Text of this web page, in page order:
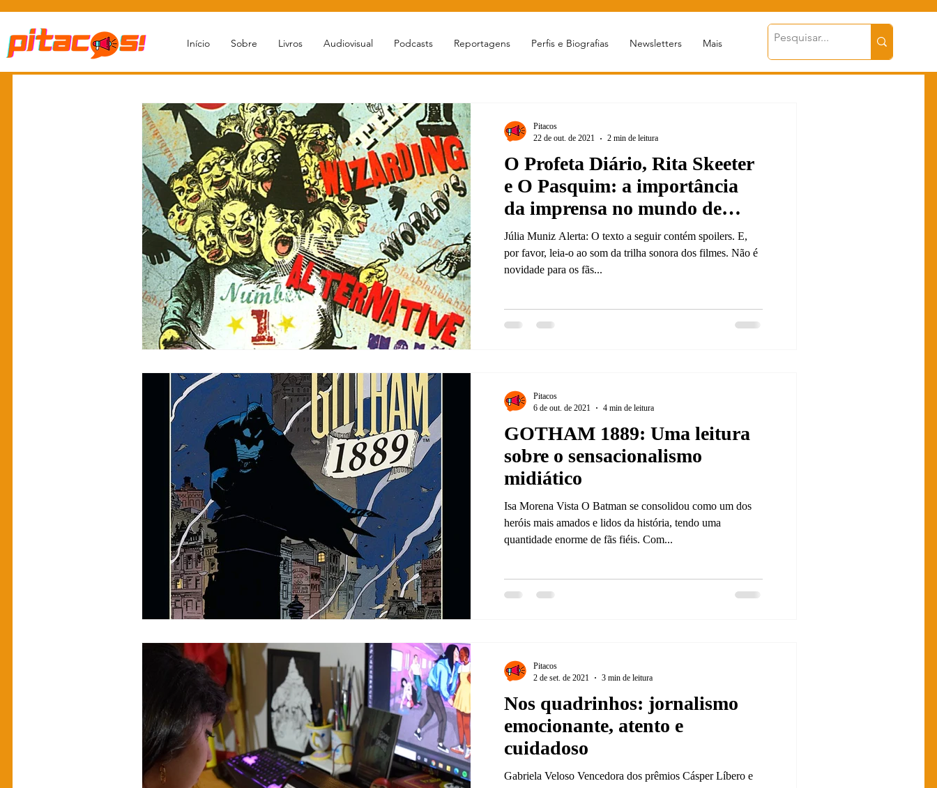
Início Sobre Livros Audiovisual Podcasts Reportagens Perfis e Biografias Newsletters Mais
O Profeta Diário, Rita Skeeter
e O Pasquim: a importância
da imprensa no mundo de
Harry Potter
Júlia Muniz Alerta: O texto a seguir contém spoilers. E,
por favor, leia-o ao som da trilha sonora dos filmes. Não é
novidade para os fãs...
Pitacos
22 de out. de 2021
2 min de leitura
GOTHAM 1889: Uma leitura
sobre o sensacionalismo
midiático
Isa Morena Vista O Batman se consolidou como um dos
heróis mais amados e lidos da história, tendo uma
quantidade enorme de fãs fiéis. Com...
Pitacos
6 de out. de 2021
4 min de leitura
Nos quadrinhos: jornalismo
emocionante, atento e
cuidadoso
Gabriela Veloso Vencedora dos prêmios Cásper Líbero e
Pitacos
2 de set. de 2021
3 min de leitura